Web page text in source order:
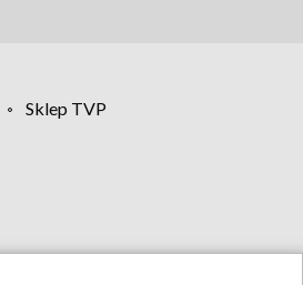
Sklep TVP